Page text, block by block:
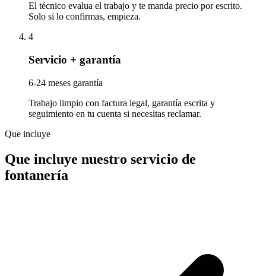
El técnico evalua el trabajo y te manda precio por escrito.
Solo si lo confirmas, empieza.
4
Servicio + garantía
6-24 meses garantía
Trabajo limpio con factura legal, garantía escrita y
seguimiento en tu cuenta si necesitas reclamar.
Que incluye
Que incluye nuestro servicio de
fontanería